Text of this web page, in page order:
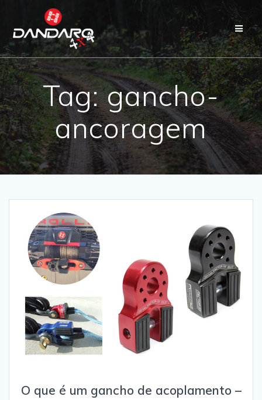
Tag:gancho-
ancoragem
O que é um gancho de acoplamento –